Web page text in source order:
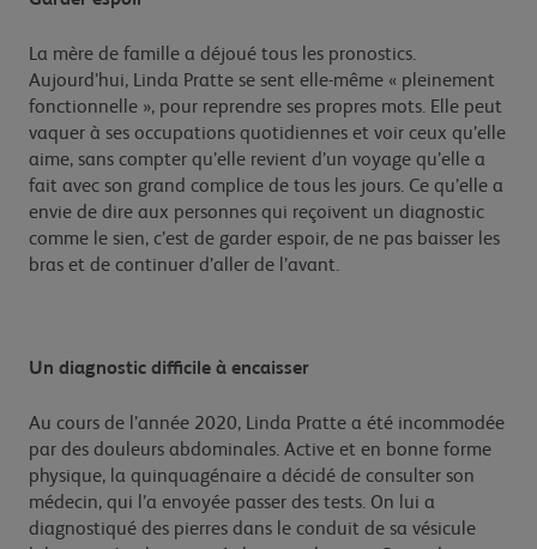
La mère de famille a déjoué tous les pronostics.
Aujourd’hui, Linda Pratte se sent elle-même « pleinement
fonctionnelle », pour reprendre ses propres mots. Elle peut
vaquer à ses occupations quotidiennes et voir ceux qu’elle
aime, sans compter qu’elle revient d’un voyage qu’elle a
fait avec son grand complice de tous les jours. Ce qu’elle a
envie de dire aux personnes qui reçoivent un diagnostic
comme le sien, c’est de garder espoir, de ne pas baisser les
bras et de continuer d’aller de l’avant.
Un diagnostic difficile à encaisser
Au cours de l’année 2020, Linda Pratte a été incommodée
par des douleurs abdominales. Active et en bonne forme
physique, la quinquagénaire a décidé de consulter son
médecin, qui l’a envoyée passer des tests. On lui a
diagnostiqué des pierres dans le conduit de sa vésicule